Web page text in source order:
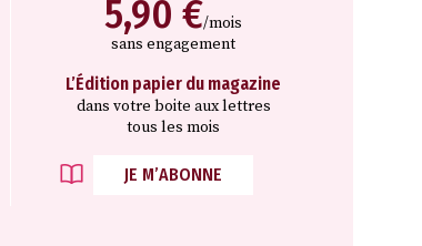
5,90 €/mois
sans engagement
L’Édition papier du magazine
dans votre boite aux lettres
tous les mois
JE M’ABONNE